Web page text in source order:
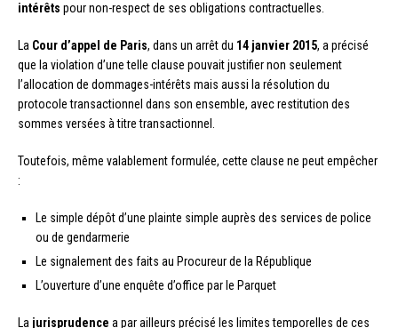
intérêts pour non-respect de ses obligations contractuelles.
La Cour d’appel de Paris, dans un arrêt du 14 janvier 2015, a précisé
que la violation d’une telle clause pouvait justifier non seulement
l’allocation de dommages-intérêts mais aussi la résolution du
protocole transactionnel dans son ensemble, avec restitution des
sommes versées à titre transactionnel.
Toutefois, même valablement formulée, cette clause ne peut empêcher
:
Le simple dépôt d’une plainte simple auprès des services de police
ou de gendarmerie
Le signalement des faits au Procureur de la République
L’ouverture d’une enquête d’office par le Parquet
La jurisprudence a par ailleurs précisé les limites temporelles de ces